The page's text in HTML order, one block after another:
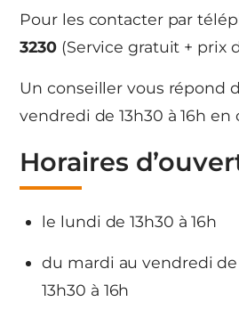
Pour les contacter par
3230 (Service gratuit + prix
Un conseiller vous répond
vendredi de 13h30 à 16h en
Horaires
le lundi de 13h30 à 16h
du mardi au vendredi de
13h30 à 16h